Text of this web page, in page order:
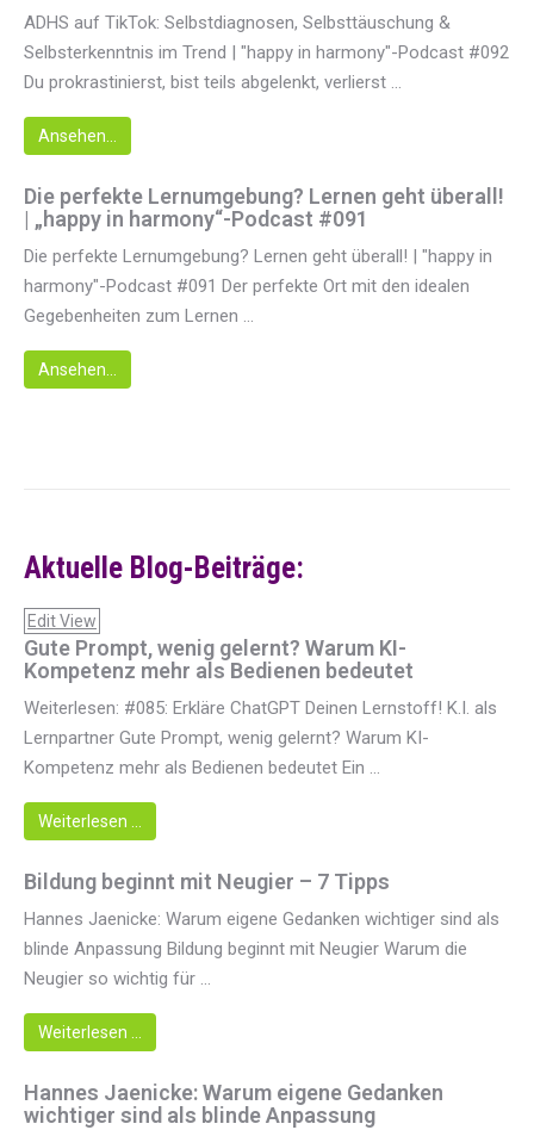
ADHS auf TikTok: Selbstdiagnosen, Selbsttäuschung &
Selbsterkenntnis im Trend | "happy in harmony"-Podcast #092
Du prokrastinierst, bist teils abgelenkt, verlierst ...
Ansehen...
Die perfekte Lernumgebung? Lernen geht überall!
| „happy in harmony“-Podcast #091
Die perfekte Lernumgebung? Lernen geht überall! | "happy in
harmony"-Podcast #091 Der perfekte Ort mit den idealen
Gegebenheiten zum Lernen ...
Ansehen...
Aktuelle Blog-Beiträge:
Edit View
Gute Prompt, wenig gelernt? Warum KI-
Kompetenz mehr als Bedienen bedeutet
Weiterlesen: #085: Erkläre ChatGPT Deinen Lernstoff! K.I. als
Lernpartner Gute Prompt, wenig gelernt? Warum KI-
Kompetenz mehr als Bedienen bedeutet Ein ...
Weiterlesen …
Bildung beginnt mit Neugier – 7 Tipps
Hannes Jaenicke: Warum eigene Gedanken wichtiger sind als
blinde Anpassung Bildung beginnt mit Neugier Warum die
Neugier so wichtig für ...
Weiterlesen …
Hannes Jaenicke: Warum eigene Gedanken
wichtiger sind als blinde Anpassung